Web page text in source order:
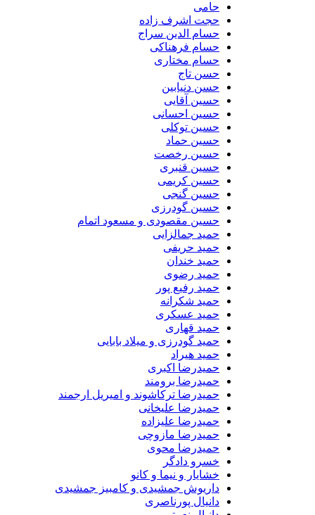
حجت اشرف زاده
حسام الدین سراج
حسام فرهناکی
حسام مختاری
حسن تاج
حسن دنیابین
حسین آقایی
حسین احسانی
حسین توکلی
حسین حماد
حسین رخصت
حسین قنبری
حسین کریمی
حسین گنجی
حسین گودرزی
حسین مقصودی و مسعود اتمام
حمید جمالزایی
حمید حریفی
حمید خندان
حمید رضوی
حمید رفیع پور
حمید شکرانه
حمید عسکری
حمید قهاری
حمید گودرزی و میلاد بابایی
حمید هیراد
حمیدرضا اکبری
حمیدرضا برومند
حمیدرضا ترکاشوند و امیریل ارجمند
حمیدرضا علیخانی
حمیدرضا علیزاده
حمیدرضا مازوچی
حمیدرضا محوی
خسرو دادگر
خشایار و نیما و کانو
داریوش جمشیدی و کامبیز جمشیدی
دانیال پورناصری